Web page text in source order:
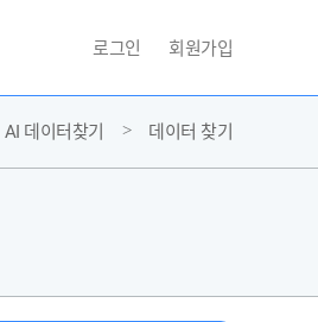
로그인 회원가입
AI 데이터찾기 데이터 찾기